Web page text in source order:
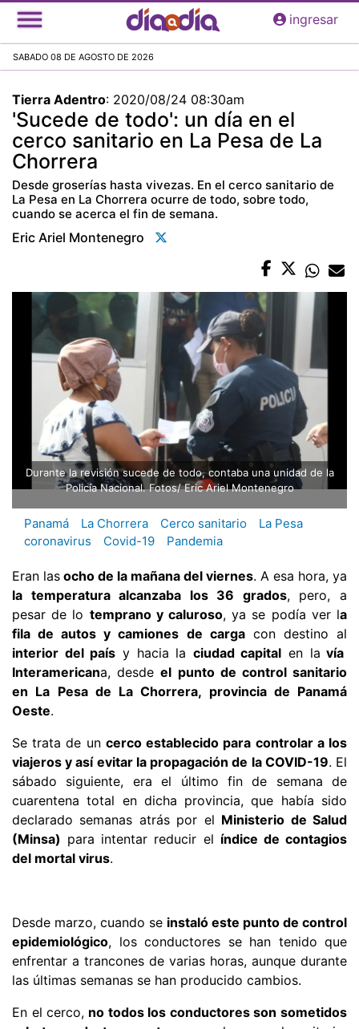
Pasar
al
principal
ingresar
SABADO 08 DE AGOSTO DE 2026
Tierra Adentro: 2020/08/24 08:30am
'Sucede de todo': un día en el
cerco sanitario en La Pesa de La
Chorrera
Desde groserías hasta vivezas. En el cerco sanitario de
La Pesa en La Chorrera ocurre de todo, sobre todo,
cuando se acerca el fin de semana.
Eric Ariel Montenegro
Durante la revisión sucede de todo, contaba una unidad de la
Policía Nacional. Fotos/ Eric Ariel Montenegro
Panamá La Chorrera Cerco sanitario
La Pesa
coronavirus
Covid-19 Pandemia
Eran las ocho de la mañana del viernes. A esa hora, ya
la temperatura alcanzaba los 36 grados, pero, a
pesar de lo temprano y caluroso, ya se podía ver la
fila de autos y camiones de cargacon destino al
interior del país y hacia la ciudad capital en la vía
Interamericana, desdeel punto de control sanitario
en La Pesa de La Chorrera, provincia de Panamá
Oeste.
Se trata de un cerco establecido para controlar a los
viajeros y así evitar la propagación de la COVID-19. El
sábado siguiente, era el último fin de semana de
cuarentena total en dicha provincia, que había sido
declarado semanas atrás por el Ministerio de Salud
(Minsa) para intentar reducir el índice de contagios
del mortal virus.
Desde marzo, cuando se instaló este punto de control
epidemiológico, los conductores se han tenido que
enfrentar a trancones de varias horas, aunque durante
las últimas semanas se han producido cambios.
En el cerco, no todos los conductores son sometidos